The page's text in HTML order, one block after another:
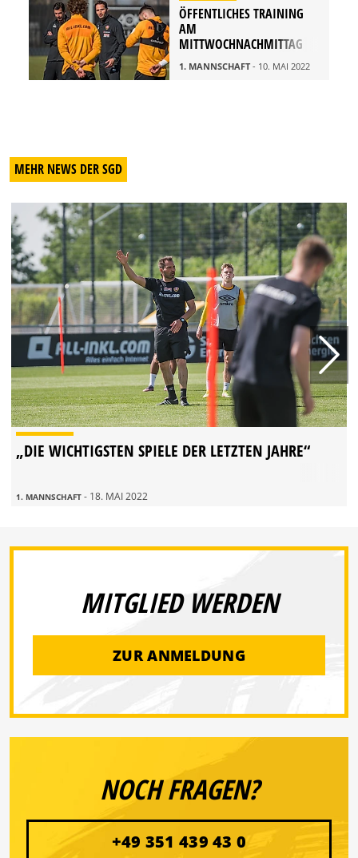
ÖFFENTLICHES TRAINING
AM
MITTWOCHNACHMITTAG
1. MANNSCHAFT- 10. MAI 2022
MEHR NEWS DER SGD
„DIE WICHTIGSTEN SPIELE DER LETZTEN JAHRE“
1. MANNSCHAFT - 18. MAI 2022
MITGLIED WERDEN
ZUR ANMELDUNG
NOCH FRAGEN?
+49 351 439 43 0